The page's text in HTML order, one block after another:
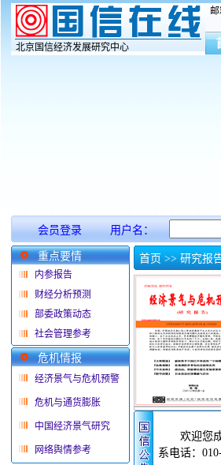
北京国信经济发展研究中心
邮
会员登录 用户名：
重点要情
内参报告
财经分析预测
部委政策动态
社会管理参考
危机情报
经济景气与危机预警
危机与通货膨胀
中国经济景气研究
网络舆情参考
首页 >> 研究报
欢迎您成
系电话：